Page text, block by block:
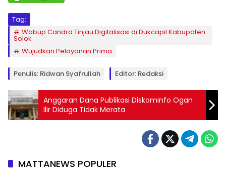
Tag:
Wabup Candra Tinjau Digitalisasi di Dukcapil Kabupaten
Solok
Wujudkan Pelayanan Prima
Penulis: Ridwan Syafrullah Editor: Redaksi
Anggaran Dana Publikasi Diskominfo Ogan
Ilir Diduga Tidak Merata
MATTANEWS POPULER